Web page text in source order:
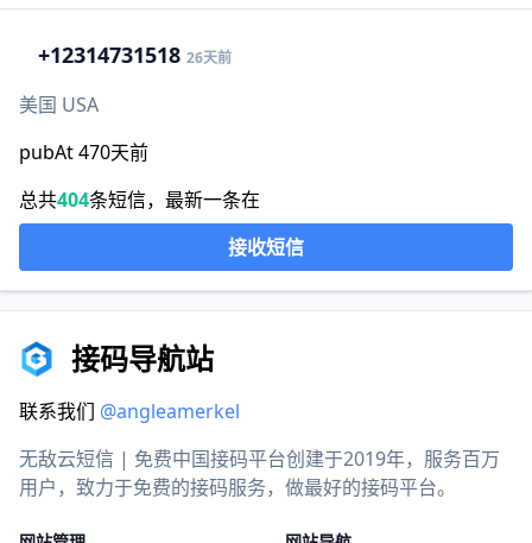
+12314731518 26天前
美国 USA
pubAt 470天前
总共404条短信，最新一条在
接收短信
接码导航站
联系我们 @angleamerkel
无敌云短信 | 免费中国接码平台创建于2019年，服务百万
用户，致力于免费的接码服务，做最好的接码平台。